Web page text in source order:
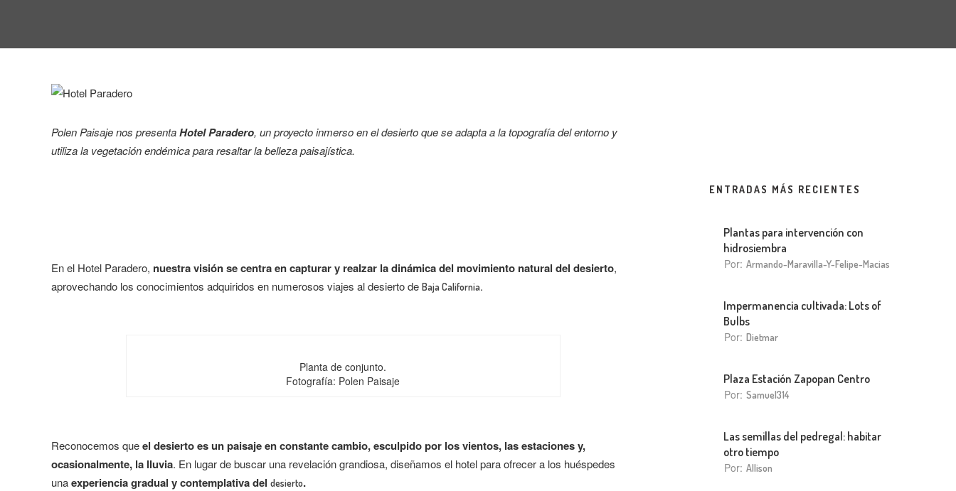
Polen Paisaje nos presentaHotel Paradero, un proyecto inmerso en el desierto que se adapta a la topografía del entorno y
utiliza la vegetación endémica para resaltar la belleza paisajística.
En el Hotel Paradero, nuestra visión se centra en capturar y realzar la dinámica del movimiento natural del desierto,
aprovechando los conocimientos adquiridos en numerosos viajes al desierto de Baja California.
Planta de conjunto.
Fotografía: Polen Paisaje
Reconocemos queel desierto es un paisaje en constante cambio, esculpido por los vientos, las estaciones y,
ocasionalmente, la lluvia. En lugar de buscar una revelación grandiosa, diseñamos el hotel para ofrecer a los huéspedes
unaexperiencia gradual y contemplativa del desierto.
ENTRADAS MÁS RECIENTES
Plantas para intervención con
hidrosiembra
Por: Armando-Maravilla-Y-Felipe-Macias
Impermanencia cultivada: Lots of
Bulbs
Por: Dietmar
Plaza Estación Zapopan Centro
Por: Samuel314
Las semillas del pedregal: habitar
otro tiempo
Por: Allison